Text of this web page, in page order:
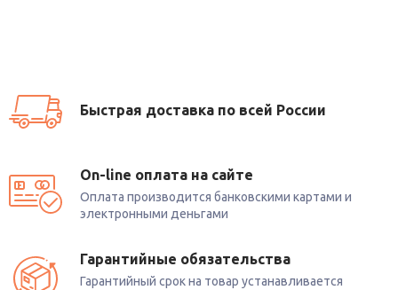
Быстрая доставка по всей России
On-line оплата на сайте
Оплата производится банковскими картами и
электронными деньгами
Гарантийные обязательства
Гарантийный срок на товар устанавливается